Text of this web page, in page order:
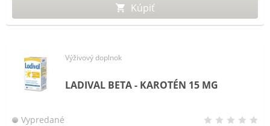
Kúpiť
Výživový doplnok
LADIVAL BETA - KAROTÉN 15 MG
Vypredané